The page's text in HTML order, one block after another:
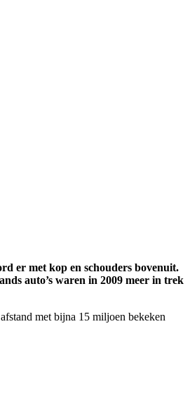
er met kop en schouders bovenuit.
auto’s waren in 2009 meer in trek
met bijna 15 miljoen bekeken